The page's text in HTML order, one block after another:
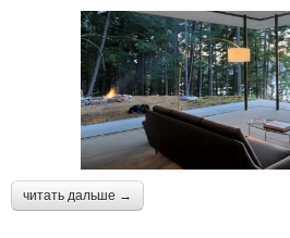
читать дальше →